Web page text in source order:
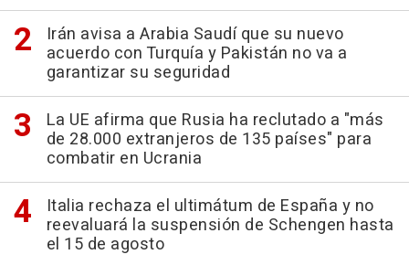
Irán avisa a Arabia Saudí que su nuevo
acuerdo con Turquía y Pakistán no va a
garantizar su seguridad
La UE afirma que Rusia ha reclutado a "más
de 28.000 extranjeros de 135 países" para
combatir en Ucrania
Italia rechaza el ultimátum de España y no
reevaluará la suspensión de Schengen hasta
el 15 de agosto